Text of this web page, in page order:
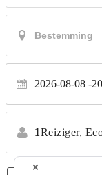
2026-08-08
1Reiziger,